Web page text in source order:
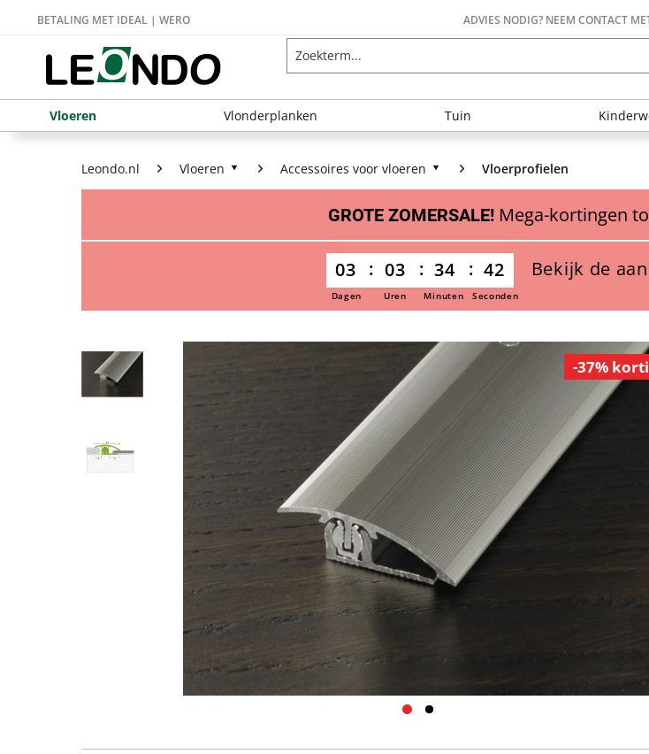
BETALING MET IDEAL | WERO ADVIES NODIG? NEEM CONTACT
Vloeren Vlonderplanken Tuin
Leondo.nl Vloeren Accessoires voor vloeren Vloerprofielen
GROTE ZOMERSALE! Mega-kortingen
03 03 34 41
Dagen Uren Minuten Seconden
Bekijk de
-37%